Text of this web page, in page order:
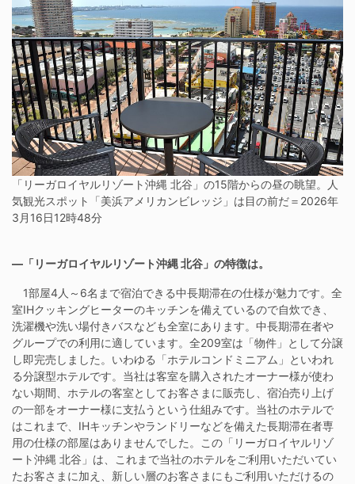
「リーガロイヤルリゾート沖縄 北谷」の15階からの昼の眺望。人
気観光スポット「美浜アメリカンビレッジ」は目の前だ＝2026年
3月16日12時48分
―「リーガロイヤルリゾート沖縄 北谷」の特徴は。
1部屋4人～6名まで宿泊できる中長期滞在の仕様が魅力です。全
室IHクッキングヒーターのキッチンを備えているので自炊でき、
洗濯機や洗い場付きバスなども全室にあります。中長期滞在者や
グループでの利用に適しています。全209室は「物件」として分譲
し即完売しました。いわゆる「ホテルコンドミニアム」といわれ
る分譲型ホテルです。当社は客室を購入されたオーナー様が使わ
ない期間、ホテルの客室としてお客さまに販売し、宿泊売り上げ
の一部をオーナー様に支払うという仕組みです。当社のホテルで
はこれまで、IHキッチンやランドリーなどを備えた長期滞在者専
用の仕様の部屋はありませんでした。この「リーガロイヤルリゾ
ート沖縄 北谷」は、これまで当社のホテルをご利用いただいてい
たお客さまに加え、新しい層のお客さまにもご利用いただけるの